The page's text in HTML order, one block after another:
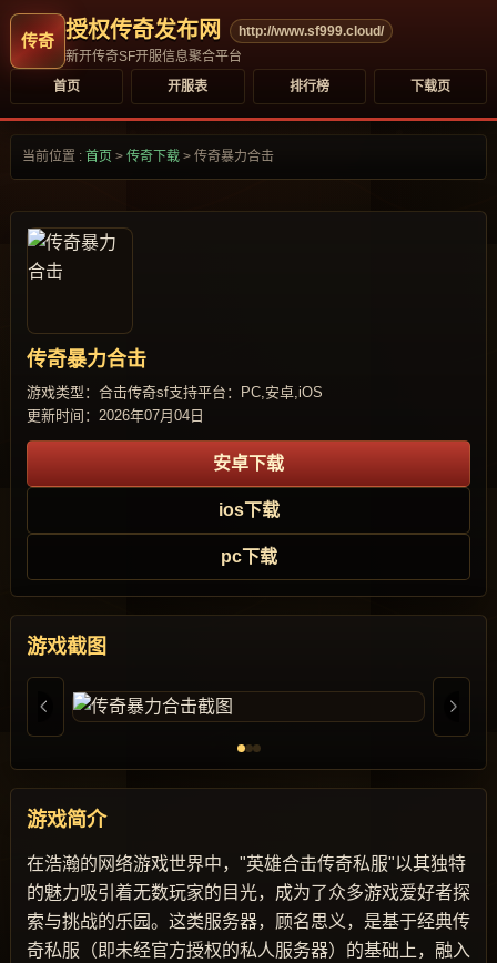
授权传奇发布网
http://www.sf999.cloud/
新开传奇SF开服信息聚合平台
首页
开服表 排行榜 下载页
当前位置 : 首页 > 传奇下载 > 传奇暴力合击
传奇暴力合击
游戏类型：合击传奇sf支持平台：PC,安卓,iOS
更新时间：2026年07月04日
安卓下载
ios下载
pc下载
游戏截图
游戏简介
在浩瀚的网络游戏世界中，"英雄合击传奇私服"以其独特
的魅力吸引着无数玩家的目光，成为了众多游戏爱好者探
索与挑战的乐园。这类服务器，顾名思义，是基于经典传
奇私服（即未经官方授权的私人服务器）的基础上，融入